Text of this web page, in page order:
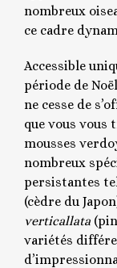
nombreux
ce cadre
Accessible
période de
ne cesse de
que vous vous
mousses
nombreux
persistantes
(cèdre du
verticallata
variétés